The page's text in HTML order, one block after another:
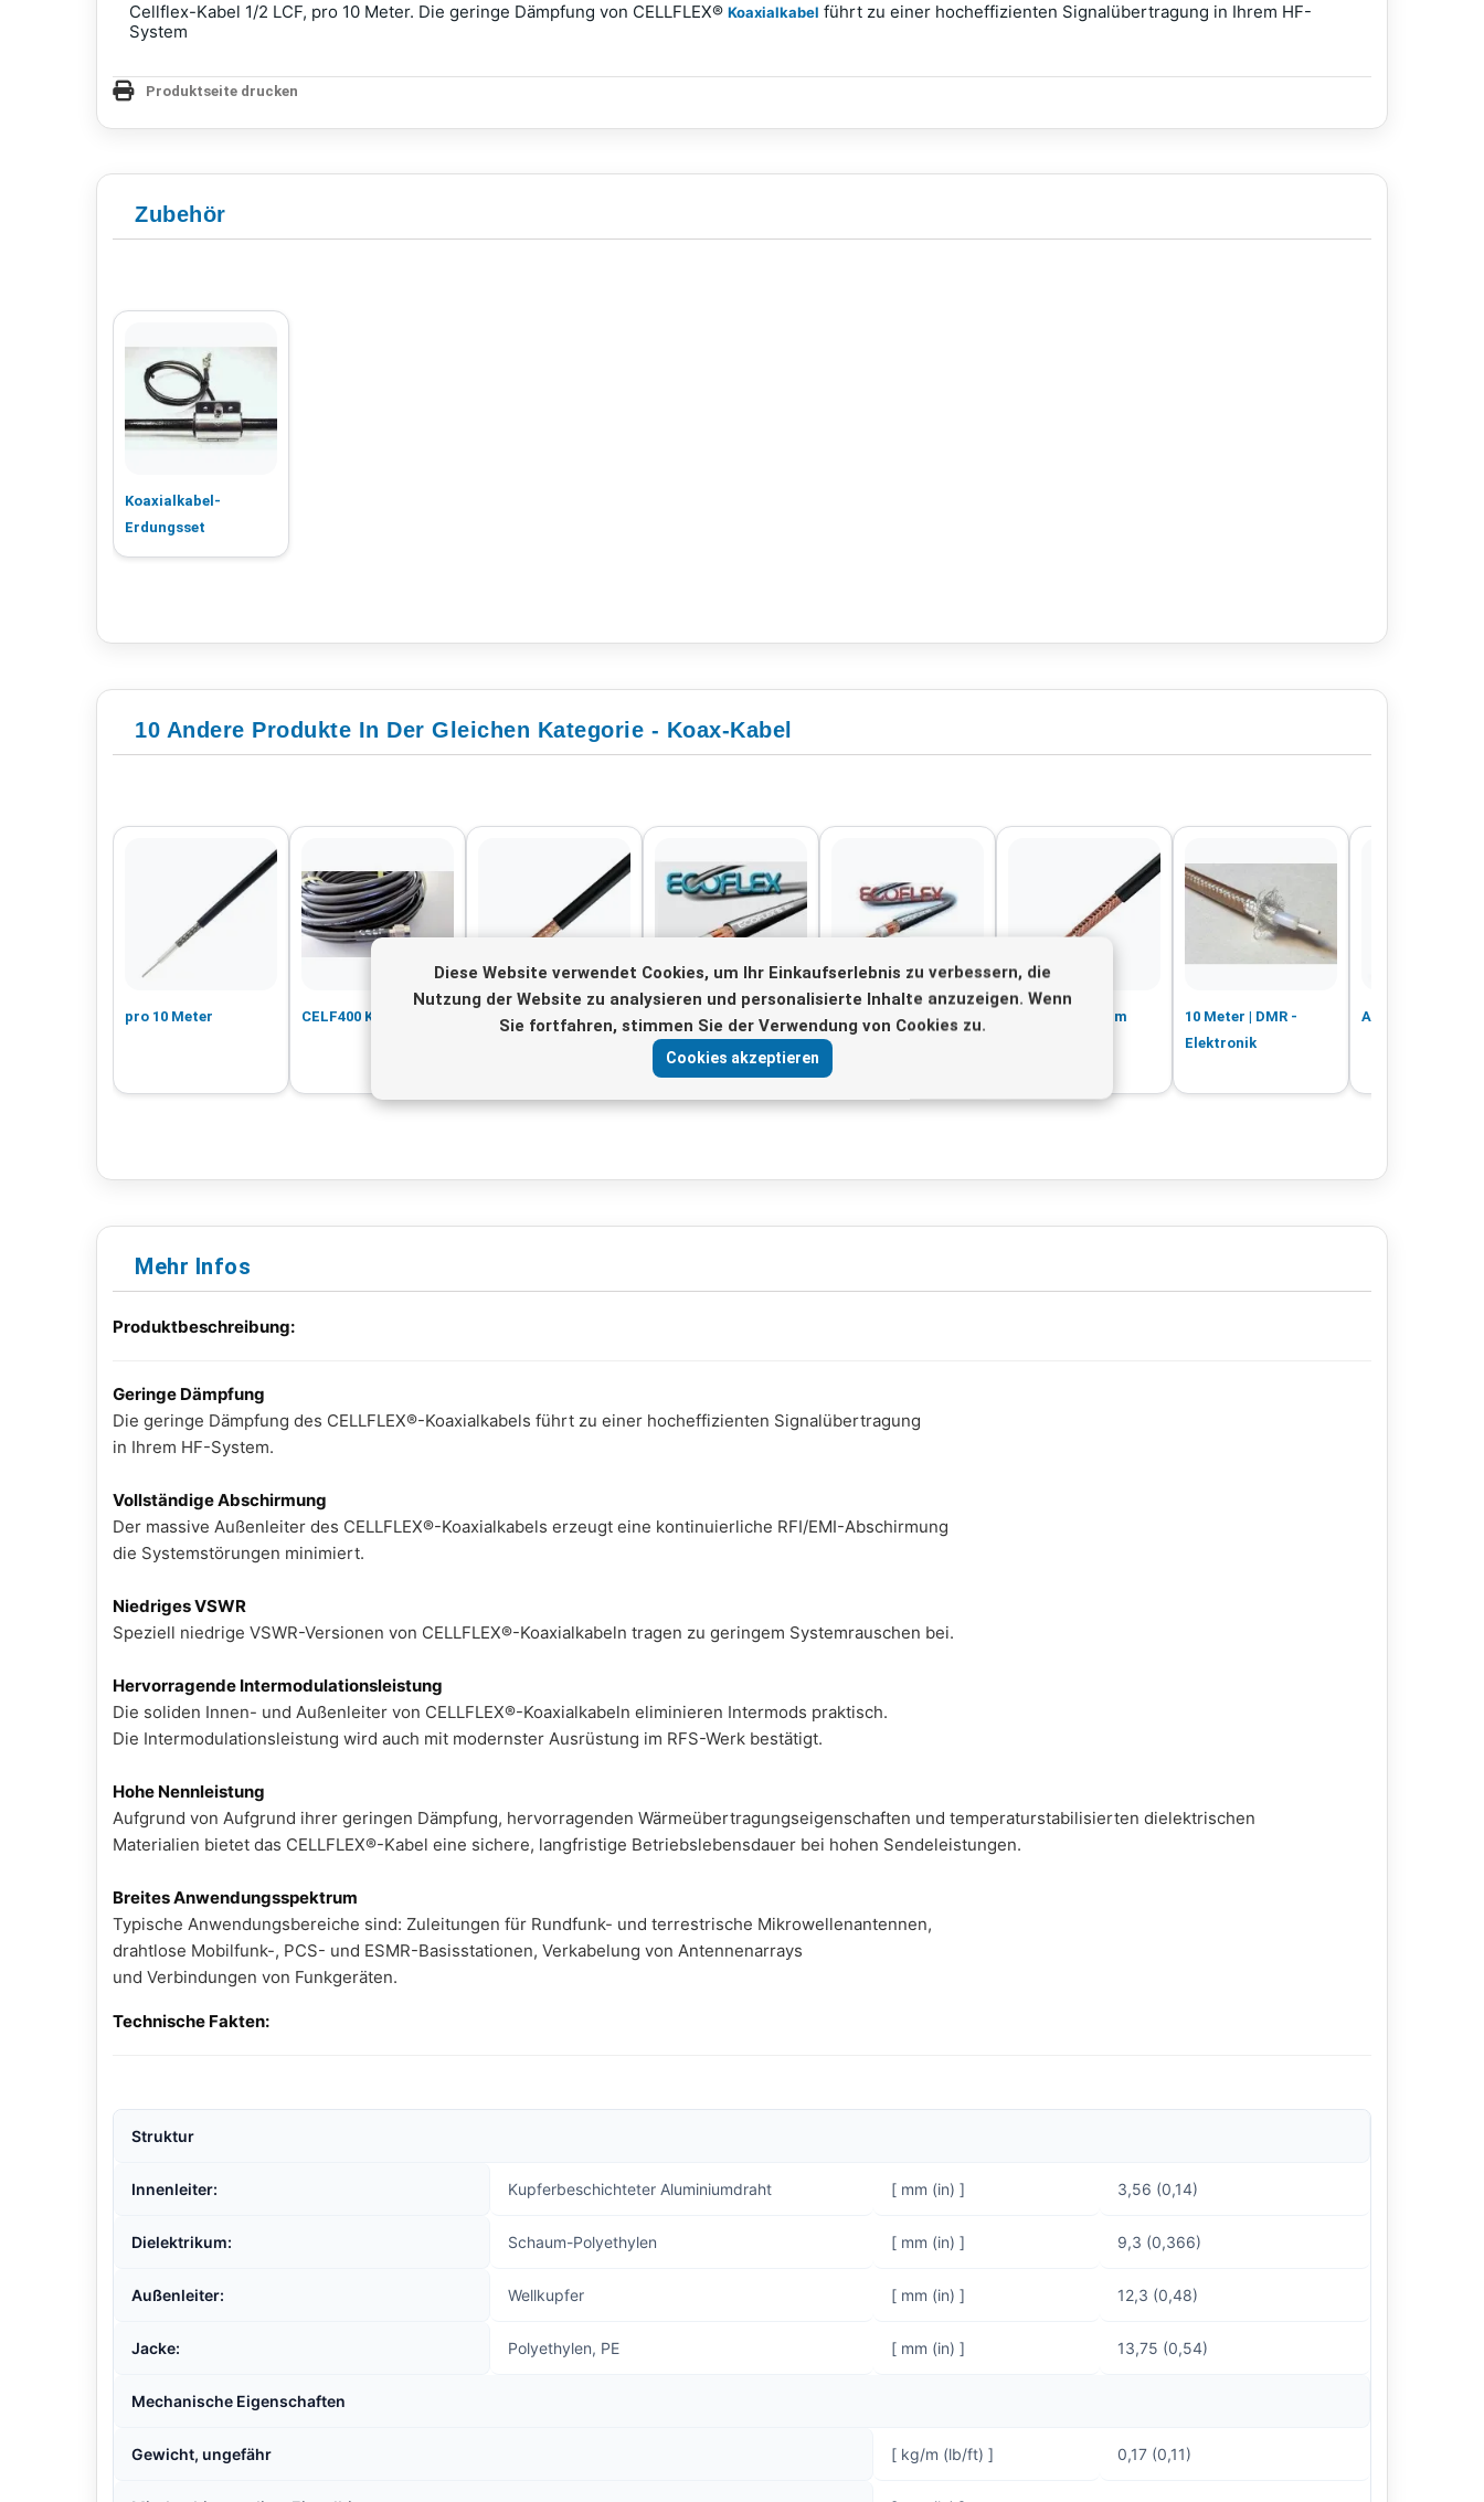
Diese Website verwendet Cookies, um Ihr Einkaufserlebnis zu verbessern, die
Nutzung der Website zu analysieren und personalisierte Inhalte anzuzeigen. Wenn
Sie fortfahren, stimmen Sie der Verwendung von Cookies zu.
Cookies akzeptieren
Cellflex-Kabel 1/2 LCF, pro 10 Meter. Die geringe Dämpfung von CELLFLEX® Koaxialkabel führt zu einer hocheffizienten Signalübertragung in Ihrem HF-
System
Produktseite drucken
Zubehör
Koaxialkabel-
Erdungsset
10 Andere Produkte In Der Gleichen Kategorie - Koax-Kabel
pro 10 Meter CELF400 Koaxialkabel Aircell 5 Coax -Kabel hoch flexibel
EcoFlex 10 Coax Plus
Kabel
Aircom Premium
10 Meter | DMR -
Elektronik
Aircell 7 Coax -
Mehr Infos
Produktbeschreibung:
Geringe Dämpfung
Die geringe Dämpfung des CELLFLEX®-Koaxialkabels führt zu einer hocheffizienten Signalübertragung
in Ihrem HF-System.
Vollständige Abschirmung
Der massive Außenleiter des CELLFLEX®-Koaxialkabels erzeugt eine kontinuierliche RFI/EMI-Abschirmung
die Systemstörungen minimiert.
Niedriges VSWR
Speziell niedrige VSWR-Versionen von CELLFLEX®-Koaxialkabeln tragen zu geringem Systemrauschen bei.
Hervorragende Intermodulationsleistung
Die soliden Innen- und Außenleiter von CELLFLEX®-Koaxialkabeln eliminieren Intermods praktisch.
Die Intermodulationsleistung wird auch mit modernster Ausrüstung im RFS-Werk bestätigt.
Hohe Nennleistung
Aufgrund von Aufgrund ihrer geringen Dämpfung, hervorragenden Wärmeübertragungseigenschaften und temperaturstabilisierten dielektrischen
Materialien bietet das CELLFLEX®-Kabel eine sichere, langfristige Betriebslebensdauer bei hohen Sendeleistungen.
Breites Anwendungsspektrum
Typische Anwendungsbereiche sind: Zuleitungen für Rundfunk- und terrestrische Mikrowellenantennen,
drahtlose Mobilfunk-, PCS- und ESMR-Basisstationen, Verkabelung von Antennenarrays
und Verbindungen von Funkgeräten.
Technische Fakten:
Struktur
Innenleiter: Kupferbeschichteter Aluminiumdraht [ mm (in) ] 3,56 (0,14)
Dielektrikum: Schaum-Polyethylen [ mm (in) ] 9,3 (0,366)
Außenleiter: Wellkupfer [ mm (in) ] 12,3 (0,48)
Jacke: Polyethylen, PE [ mm (in) ] 13,75 (0,54)
Mechanische Eigenschaften
Gewicht, ungefähr [ kg/m (lb/ft) ] 0,17 (0,11)